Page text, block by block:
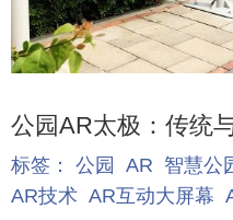
公园AR太极：传统
标签： 公园 AR 智慧公
AR技术 AR互动大屏幕